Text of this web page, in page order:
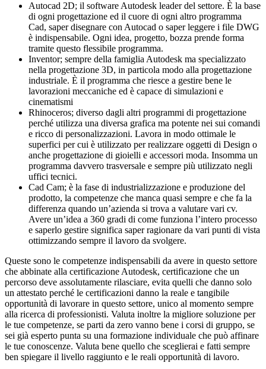
Autocad 2D; il software Autodesk leader del settore. È la base
di ogni progettazione ed il cuore di ogni altro programma
Cad, saper disegnare con Autocad o saper leggere i file DWG
è indispensabile. Ogni idea, progetto, bozza prende forma
tramite questo flessibile programma.
Inventor; sempre della famiglia Autodesk ma specializzato
nella progettazione 3D, in particola modo alla progettazione
industriale. È il programma che riesce a gestire bene le
lavorazioni meccaniche ed è capace di simulazioni e
cinematismi
Rhinoceros; diverso dagli altri programmi di progettazione
perché utilizza una diversa grafica ma potente nei sui comandi
e ricco di personalizzazioni. Lavora in modo ottimale le
superfici per cui è utilizzato per realizzare oggetti di Design o
anche progettazione di gioielli e accessori moda. Insomma un
programma davvero trasversale e sempre più utilizzato negli
uffici tecnici.
Cad Cam; è la fase di industrializzazione e produzione del
prodotto, la competenze che manca quasi sempre e che fa la
differenza quando un’azienda si trova a valutare vari cv.
Avere un’idea a 360 gradi di come funziona l’intero processo
e saperlo gestire significa saper ragionare da vari punti di vista
ottimizzando sempre il lavoro da svolgere.
Queste sono le competenze indispensabili da avere in questo settore
che abbinate alla certificazione Autodesk, certificazione che un
percorso deve assolutamente rilasciare, evita quelli che danno solo
un attestato perché le certificazioni danno la reale e tangibile
opportunità di lavorare in questo settore, unico al momento sempre
alla ricerca di professionisti. Valuta inoltre la migliore soluzione per
le tue competenze, se parti da zero vanno bene i corsi di gruppo, se
sei già esperto punta su una formazione individuale che può affinare
le tue conoscenze. Valuta bene quello che sceglierai e fatti sempre
ben spiegare il livello raggiunto e le reali opportunità di lavoro.